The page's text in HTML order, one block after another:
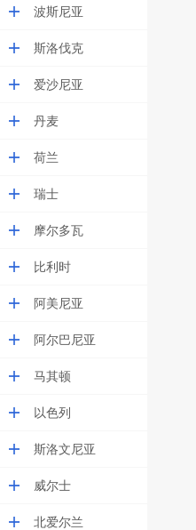
波斯尼亚
斯洛伐克
爱沙尼亚
丹麦
荷兰
瑞士
摩尔多瓦
比利时
阿美尼亚
阿尔巴尼亚
马其顿
以色列
斯洛文尼亚
威尔士
北爱尔兰